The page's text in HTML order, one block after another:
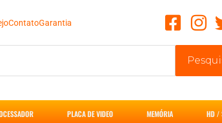
ContatoGarantia
PLACA DE VIDEO MEMÓRIA HD /